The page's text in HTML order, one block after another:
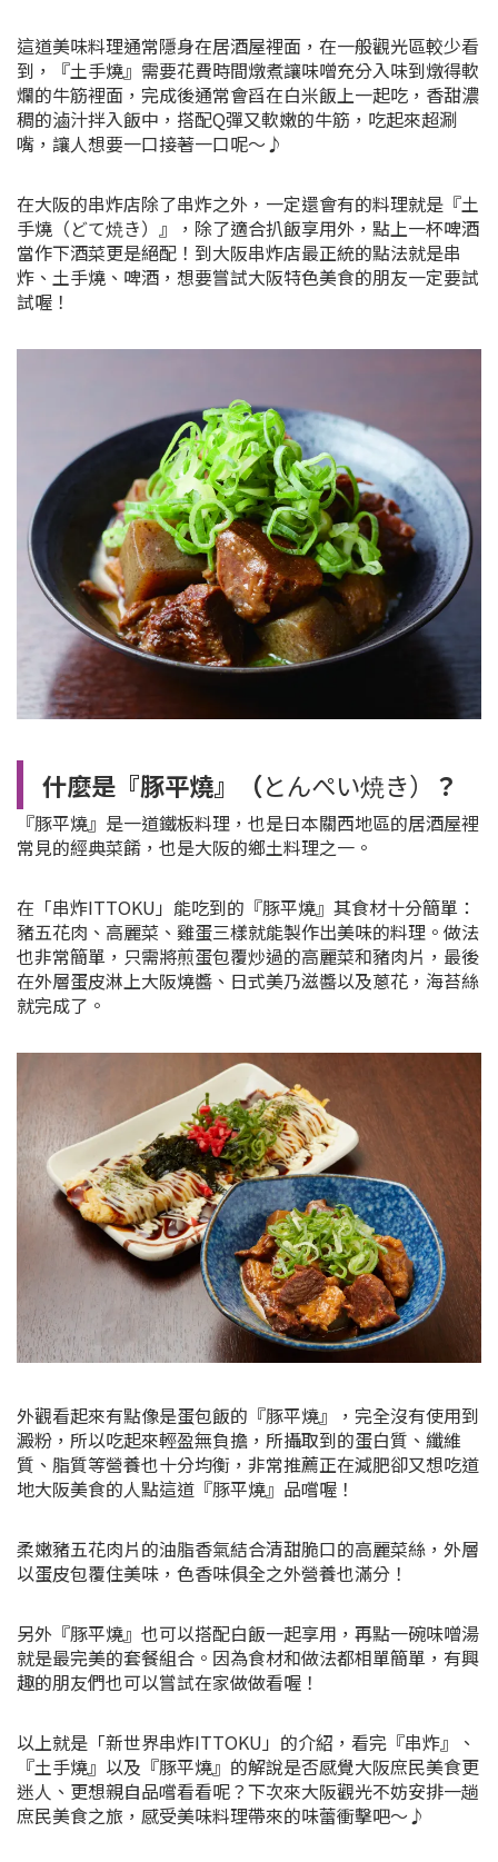
這道美味料理通常隱身在居酒屋裡面，在一般觀光區較少看
到，『土手燒』需要花費時間燉煮讓味噌充分入味到燉得軟
爛的牛筋裡面，完成後通常會舀在白米飯上一起吃，香甜濃
稠的滷汁拌入飯中，搭配Q彈又軟嫩的牛筋，吃起來超涮
嘴，讓人想要一口接著一口呢～♪
在大阪的串炸店除了串炸之外，一定還會有的料理就是 『土
手燒 （どて焼き） 』，除了適合扒飯享用外，點上一杯啤酒
當作下酒菜更是絕配！到大阪串炸店最正統的點法就是串
炸、土手燒、啤酒，想要嘗試大阪特色美食的朋友一定要試
試喔！
什麼是『豚平燒』（とんぺい焼き） ？
『豚平燒』 是一道鐵板料理，也是日本關西地區的居酒屋裡
常見的經典菜餚，也是大阪的鄉土料理之一。
在「串炸ITTOKU」能吃到的 『豚平燒』其食材十分簡單：
豬五花肉、高麗菜、雞蛋三樣就能製作出美味的料理。做法
也非常簡單，只需將煎蛋包覆炒過的高麗菜和豬肉片，最後
在外層蛋皮淋上大阪燒醬、日式美乃滋醬以及蔥花，海苔絲
就完成了。
外觀看起來有點像是蛋包飯的『豚平燒』，完全沒有使用到
澱粉，所以吃起來輕盈無負擔，所攝取到的蛋白質、纖維
質、脂質等營養也十分均衡，非常推薦正在減肥卻又想吃道
地大阪美食的人點這道『豚平燒』品嚐喔！
柔嫩豬五花肉片的油脂香氣結合清甜脆口的高麗菜絲，外層
以蛋皮包覆住美味，色香味俱全之外營養也滿分！
另外『豚平燒』也可以搭配白飯一起享用，再點一碗味噌湯
就是最完美的套餐組合。因為食材和做法都相單簡單，有興
趣的朋友們也可以嘗試在家做做看喔！
以上就是「新世界串炸ITTOKU 」的介紹，看完『串炸』、
『土手燒』以及『豚平燒』的解說是否感覺大阪庶民美食更
迷人、更想親自品嚐看看呢？下次來大阪觀光不妨安排一趟
庶民美食之旅，感受美味料理帶來的味蕾衝擊吧～♪